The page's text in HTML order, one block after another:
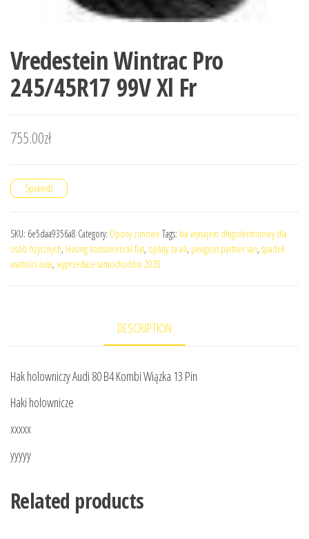
Vredestein Wintrac Pro
245/45R17 99V Xl Fr
755.00zł
Sprawdź
SKU: 6e5daa9356a8 Category: Opony zimowe Tags: kia wynajem długoterminowy dla
osób fizycznych, leasing konsumencki fiat, oplaty za a4, peugeot partner van, spadek
wartości auta, wyprzedaże samochodów 2020
DESCRIPTION
Hak holowniczy Audi 80 B4 Kombi Wiązka 13 Pin
Haki holownicze
xxxxx
yyyyy
Related products